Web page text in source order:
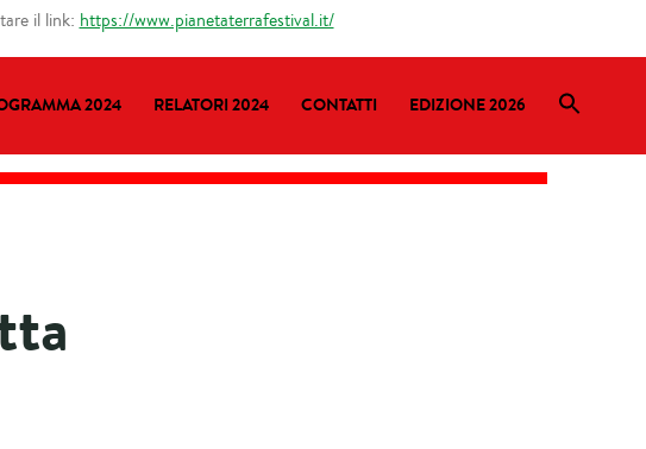
2024 RELATORI 2024 CONTATTI EDIZIONE 2026
il link: https://www.pianetaterrafestival.it/